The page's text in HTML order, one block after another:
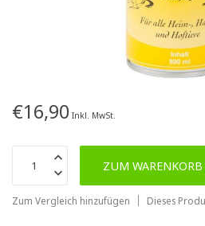
€16,90 Inkl. MwSt.
ZUM
Zum Vergleich hinzufügen Dieses